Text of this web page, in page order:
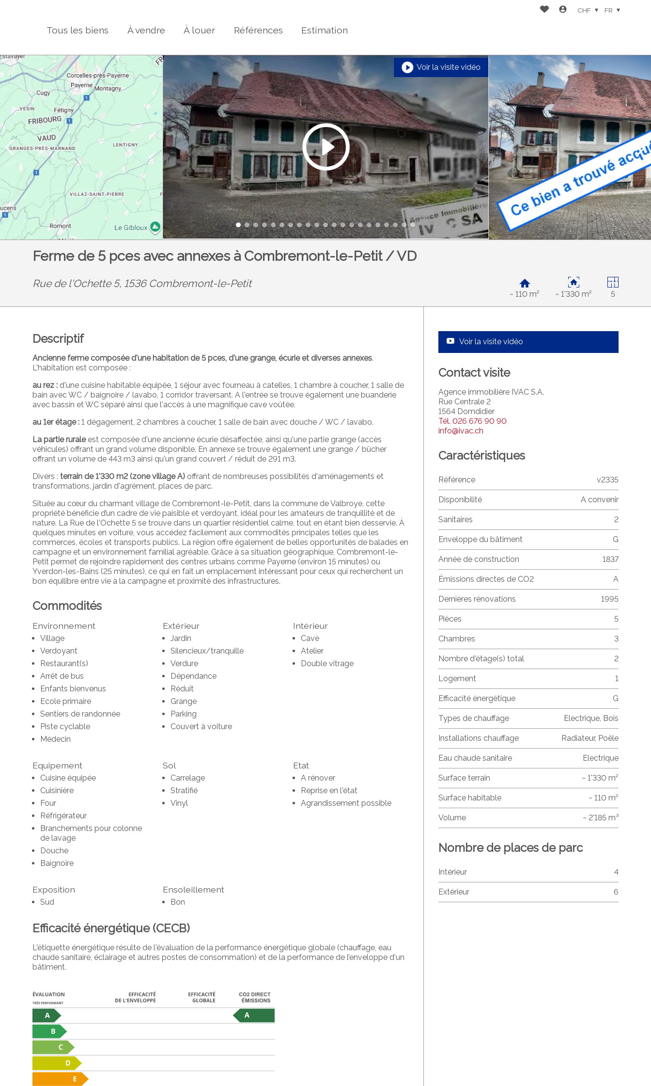
Tous les biens À vendre À louer Références Estimation
CHF FR
Voir la visite vidéo
Ferme de 5 pces avec annexes à Combremont-le-Petit / VD
Rue de l'Ochette 5, 1536 Combremont-le-Petit
~ 110 m² ~ 1'330 m² 5
Descriptif
Ancienne ferme composée d'une habitation de 5 pces, d'une grange, écurie et diverses annexes.
L'habitation est composée :
au rez : d'une cuisine habitable équipée, 1 séjour avec fourneau à catelles, 1 chambre à coucher, 1 salle de
bain avec WC / baignoire / lavabo, 1 corridor traversant. A l'entrée se trouve également une buanderie
avec bassin et WC séparé ainsi que l'accès à une magnifique cave voûtée.
au 1er étage : 1 dégagement, 2 chambres à coucher, 1 salle de bain avec douche / WC / lavabo.
La partie ruraleest composée d'une ancienne écurie désaffectée, ainsi qu'une partie grange (accès
véhicules) offrant un grand volume disponible. En annexe se trouve également une grange / bûcher
offrant un volume de 443 m3 ainsi qu'un grand couvert / réduit de 291 m3.
Divers :terrain de 1'330 m2 (zone village A) offrant de nombreuses possibilités d'aménagements et
transformations, jardin d'agrément, places de parc.
Située au cœur du charmant village de Combremont-le-Petit, dans la commune de Valbroye, cette
propriété bénéficie d’un cadre de vie paisible et verdoyant, idéal pour les amateurs de tranquillité et de
nature. La Rue de l'Ochette 5 se trouve dans un quartier résidentiel calme, tout en étant bien desservie. À
quelques minutes en voiture, vous accédez facilement aux commodités principales telles que les
commerces, écoles et transports publics. La région offre également de belles opportunités de balades en
campagne et un environnement familial agréable. Grâce à sa situation géographique, Combremont-le-
Petit permet de rejoindre rapidement des centres urbains comme Payerne (environ 15 minutes) ou
Yverdon-les-Bains (25 minutes), ce qui en fait un emplacement intéressant pour ceux qui recherchent un
bon équilibre entre vie à la campagne et proximité des infrastructures.
Commodités
Environnement
Village
Verdoyant
Restaurant(s)
Arrêt de bus
Enfants bienvenus
Ecole primaire
Sentiers de randonnée
Piste cyclable
Médecin
Extérieur
Jardin
Silencieux/tranquille
Verdure
Dépendance
Réduit
Grange
Parking
Couvert à voiture
Intérieur
Cave
Atelier
Double vitrage
Equipement
Cuisine équipée
Cuisinière
Four
Réfrigérateur
Branchements pour colonne
de lavage
Douche
Baignoire
Sol
Carrelage
Stratifié
Vinyl
Etat
A rénover
Reprise en l'état
Agrandissement possible
Exposition
Sud
Ensoleillement
Bon
Efficacité énergétique (CECB)
L'étiquette énergétique résulte de l'évaluation de la performance énergétique globale (chauffage, eau
chaude sanitaire, éclairage et autres postes de consommation) et de la performance de l’enveloppe d'un
bâtiment.
Voir la visite vidéo
Contact visite
Agence immobilière IVAC S.A.
Rue Centrale 2
1564 Domdidier
Tél. 026 676 90 90
info@ivac.ch
Caractéristiques
Référence v2335
Disponibilité A convenir
Sanitaires 2
Enveloppe du bâtiment G
Année de construction 1837
Émissions directes de CO2 A
Dernières rénovations 1995
Pièces 5
Chambres 3
Nombre d'étage(s) total 2
Logement 1
Efficacité énergétique G
Types de chauffage Electrique, Bois
Installations chauffage Radiateur, Poêle
Eau chaude sanitaire Electrique
Surface terrain ~ 1'330 m²
Surface habitable ~ 110 m²
Volume ~ 2'185 m³
Nombre de places de parc
Intérieur 4
Extérieur 6